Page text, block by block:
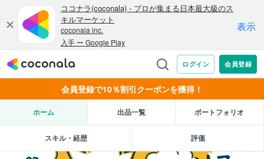
会員登録で10％割引クーポンを獲得！
ホーム 出品一覧 ポートフォリオ
スキル・経歴 評価